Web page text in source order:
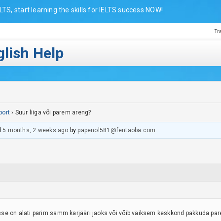
start learning the skills for IELTS success NOW!
Help
› Suur liiga või parem areng?
5 months, 2 weeks ago by papenol581@fentaoba.com.
on alati parim samm karjääri jaoks või võib väiksem keskkond pakkuda